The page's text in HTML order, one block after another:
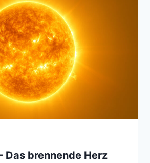
Das brennende Herz